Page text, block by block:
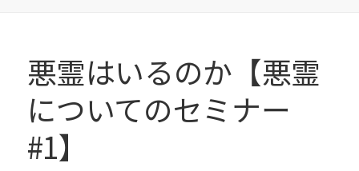
悪霊はいるのか【悪霊
についてのセミナー
#1】